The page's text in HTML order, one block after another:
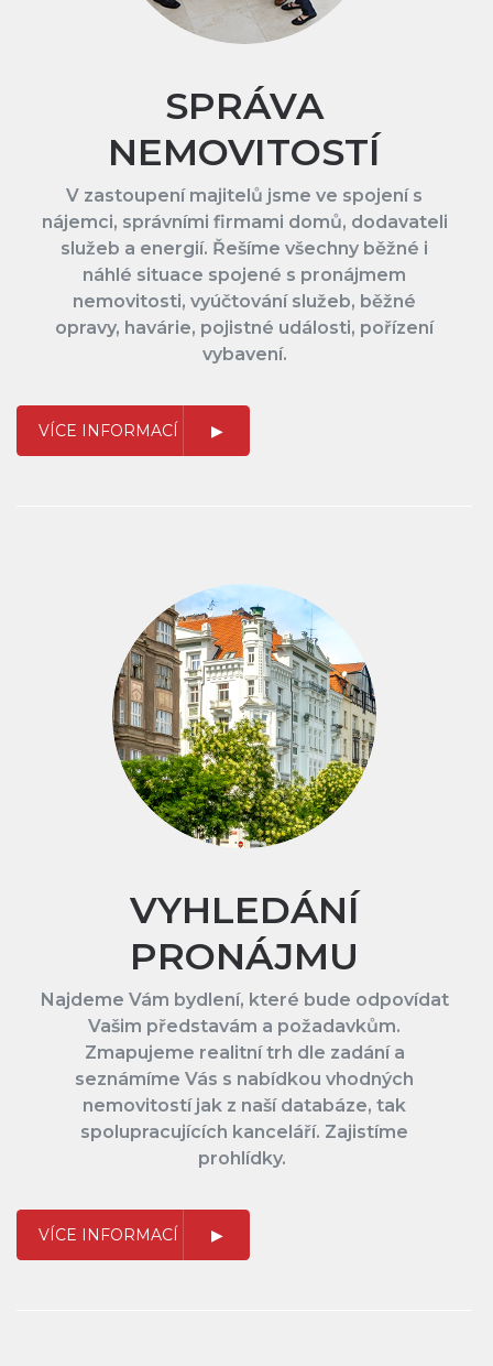
SPRÁVA
NEMOVITOSTÍ
V zastoupení majitelů jsme ve spojení s
nájemci, správními firmami domů, dodavateli
služeb a energií. Řešíme všechny běžné i
náhlé situace spojené s pronájmem
nemovitosti, vyúčtování služeb, běžné
opravy, havárie, pojistné události, pořízení
vybavení.
VÍCE INFORMACÍ
VYHLEDÁNÍ
PRONÁJMU
Najdeme Vám bydlení, které bude odpovídat
Vašim představám a požadavkům.
Zmapujeme realitní trh dle zadání a
seznámíme Vás s nabídkou vhodných
nemovitostí jak z naší databáze, tak
spolupracujících kanceláří. Zajistíme
prohlídky.
VÍCE INFORMACÍ